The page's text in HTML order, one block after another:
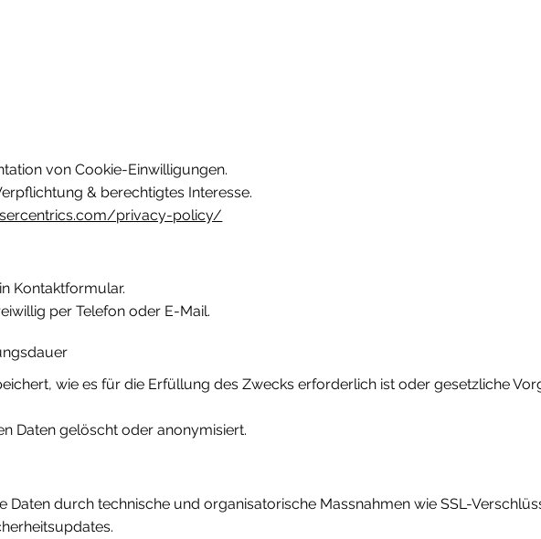
von Cookie-Einwilligungen.
& berechtigtes Interesse.
privacy-policy/
Kontaktformular.
per Telefon oder E-Mail.
wie es für die Erfüllung des Zwecks erforderlich ist oder gesetzliche
Daten gelöscht oder anonymisiert.
Daten durch technische und organisatorische Massnahmen wie SSL-